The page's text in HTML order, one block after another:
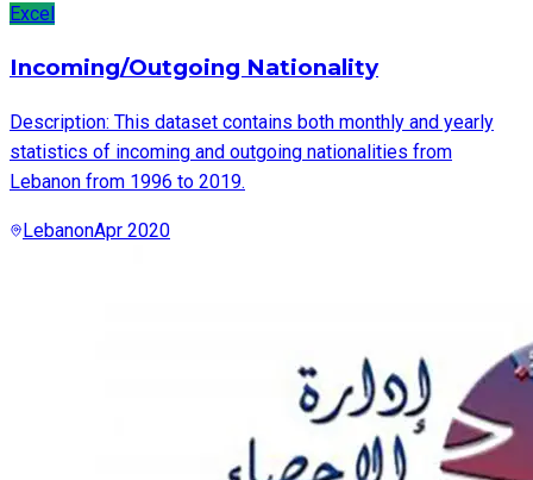
Excel
Incoming/Outgoing Nationality
Description: This dataset contains both monthly and yearly
statistics of incoming and outgoing nationalities from
Lebanon from 1996 to 2019.
LebanonApr 2020